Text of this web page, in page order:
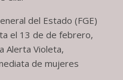
del Estado (FGE)
el 13 de de febrero,
Alerta Violeta,
de mujeres